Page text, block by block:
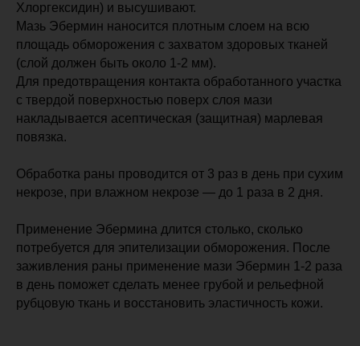
Хлоргексидин) и высушивают.
Мазь Эбермин наносится плотным слоем на всю
площадь обморожения с захватом здоровых тканей
(слой должен быть около 1-2 мм).
Для предотвращения контакта обработанного участка
с твердой поверхностью поверх слоя мази
накладывается асептическая (защитная) марлевая
повязка.
Обработка раны проводится от 3 раз в день при сухим
некрозе, при влажном некрозе — до 1 раза в 2 дня.
Применение Эбермина длится столько, сколько
потребуется для эпителизации обморожения. После
заживления раны применение мази Эбермин 1-2 раза
в день поможет сделать менее грубой и рельефной
рубцовую ткань и восстановить эластичность кожи.
143003 г. Одинцово, ул.
Маршала Неделина, д. 6Б,
офис 717
НЕОБХОДИМО ОЗНАКОМИТЬСЯ С
ИНСТРУКЦИЕЙ ПО ПРИМЕНЕНИЮ
©2024 Права принадлежат компании
150-53-68. Регистрационный номер: П
№012569/01 от 01.10.2007г.
Информация, размещенная на сайте,